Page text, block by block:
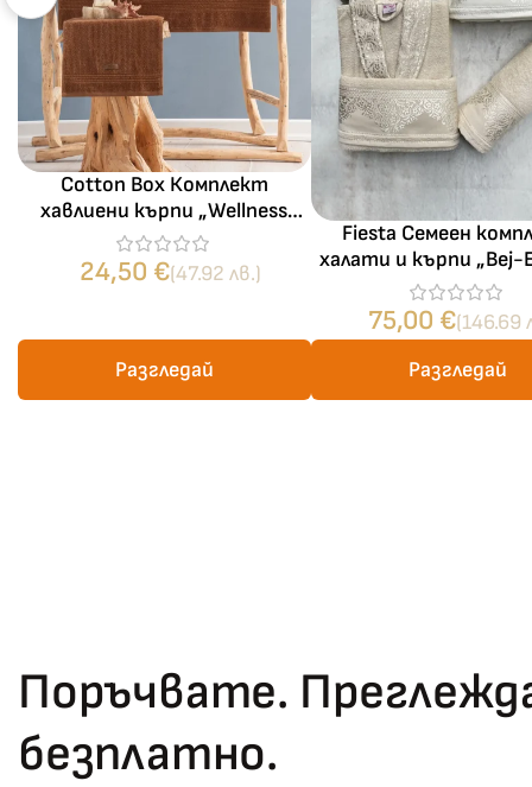
Cotton Box Комплект
хавлиени кърпи „Wellness
Terra Toprak“ – 3 части –
100% памук
24,50 €(47.92 лв.)
Разгледай
Fiesta Семеен
халати и кърпи „Bej-
100% памук – 6
75,00 €(146.69
Разгледай
Поръчвате.
безплатно.